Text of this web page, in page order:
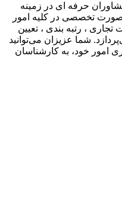
حرفه ای در زمینه
تخصصی در کلیه امور
، رتبه بندی ، تعیین
شما عزیزان می‌توانید
امور خود، به کارشناسان